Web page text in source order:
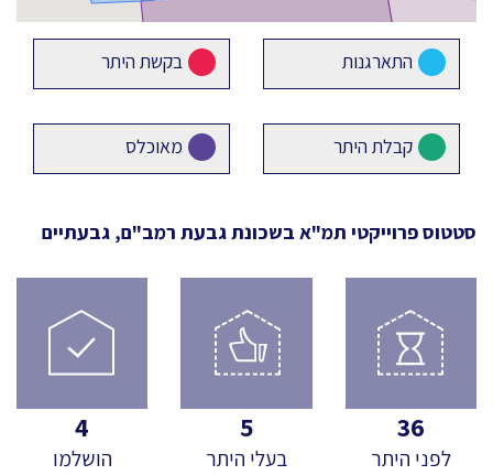
התארגנות בקשת היתר
קבלת היתר מאוכלס
סטטוס פרוייקטי תמ"א בשכונת גבעת רמב"ם, גבעתיים
36
לפני היתר
5
בעלי היתר
4
הושלמו